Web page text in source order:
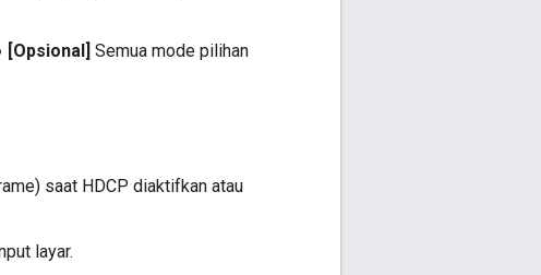
[Opsional] Semua mode pilihan
saat HDCP diaktifkan atau
layar.